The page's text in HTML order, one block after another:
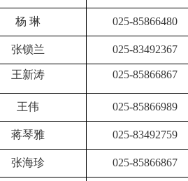
杨 琳 025-85866480
张锁兰 025-83492367
王新涛 025-85866867
王伟 025-85866989
蒋琴雅 025-83492759
张海珍 025-85866867